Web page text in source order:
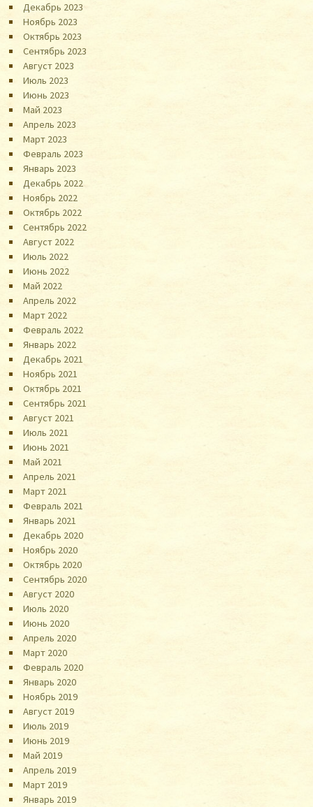
Декабрь 2023
Ноябрь 2023
Октябрь 2023
Сентябрь 2023
Август 2023
Июль 2023
Июнь 2023
Май 2023
Апрель 2023
Март 2023
Февраль 2023
Январь 2023
Декабрь 2022
Ноябрь 2022
Октябрь 2022
Сентябрь 2022
Август 2022
Июль 2022
Июнь 2022
Май 2022
Апрель 2022
Март 2022
Февраль 2022
Январь 2022
Декабрь 2021
Ноябрь 2021
Октябрь 2021
Сентябрь 2021
Август 2021
Июль 2021
Июнь 2021
Май 2021
Апрель 2021
Март 2021
Февраль 2021
Январь 2021
Декабрь 2020
Ноябрь 2020
Октябрь 2020
Сентябрь 2020
Август 2020
Июль 2020
Июнь 2020
Апрель 2020
Март 2020
Февраль 2020
Январь 2020
Ноябрь 2019
Август 2019
Июль 2019
Июнь 2019
Май 2019
Апрель 2019
Март 2019
Январь 2019